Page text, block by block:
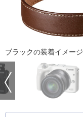
ブラックの装着イメージ